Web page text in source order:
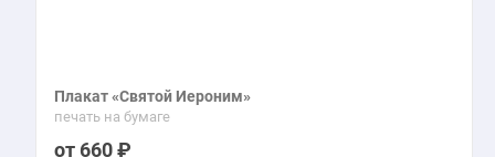
Плакат «Святой Иероним»
печать на бумаге
660